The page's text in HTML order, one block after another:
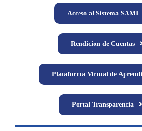
Acceso al Sistema SAMI
Rendicion de Cuentas
Plataforma Virtual de
Portal Transparencia